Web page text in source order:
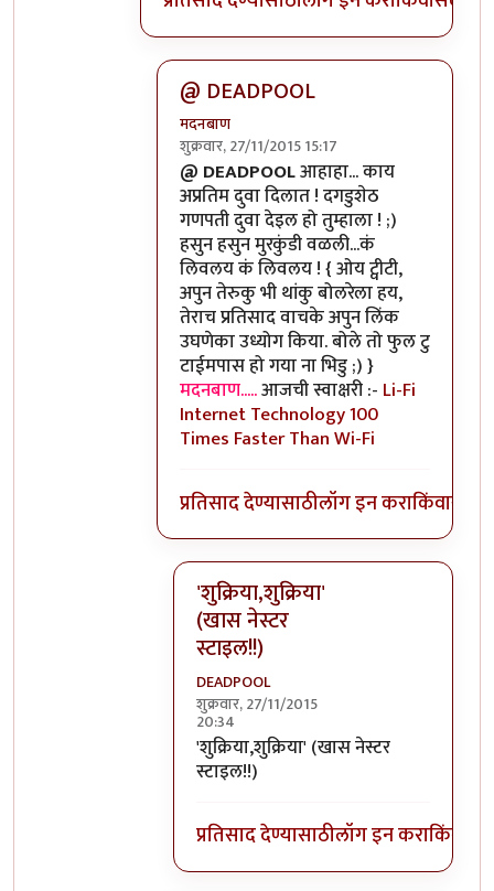
@ DEADPOOL
मदनबाण
शुक्रवार, 27/11/2015 15:17
In reply toवा तुमच्यामुळे मी इतका विनोदी
@ DEADPOOLआहाहा... काय
अप्रतिम दुवा दिलात ! दगडुशेठ
गणपती दुवा देइल हो तुम्हाला ! ;)
हसुन हसुन मुरकुंडी वळली...कं
लिवलय कं लिवलय ! { ओय ट्वीटी,
अपुन तेरुकु भी थांकु बोलरेला हय,
तेराच प्रतिसाद वाचके अपुन लिंक
उघणेका उध्योग किया. बोले तो फुल टु
टाईमपास हो गया ना भिडु ;) }
मदनबाण.....आजची स्वाक्षरी :- Li-Fi
Internet Technology 100
Times Faster Than Wi-Fi
प्रतिसाद देण्यासाठीलॉग इन कराकिंवा
'शुक्रिया,शुक्रिया'
(खास नेस्टर
स्टाइल!!)
DEADPOOL
शुक्रवार, 27/11/2015
20:34
In reply to@ DEADPOOL
'शुक्रिया,शुक्रिया' (खास नेस्टर
स्टाइल!!)
प्रतिसाद देण्यासाठीलॉग इन कराकिंवा